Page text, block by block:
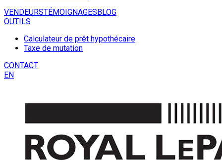
VENDEURSTÉMOIGNAGESBLOG
OUTILS
Calculateur de prêt hypothécaire
Taxe de mutation
CONTACT
EN